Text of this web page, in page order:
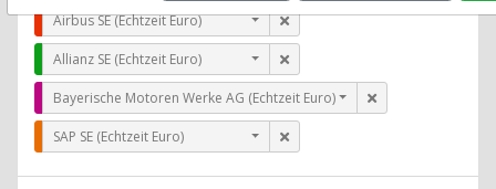
Airbus SE (Echtzeit Euro)
Allianz SE (Echtzeit Euro)
Bayerische Motoren Werke AG (Echtzeit Euro)
SAP SE (Echtzeit Euro)